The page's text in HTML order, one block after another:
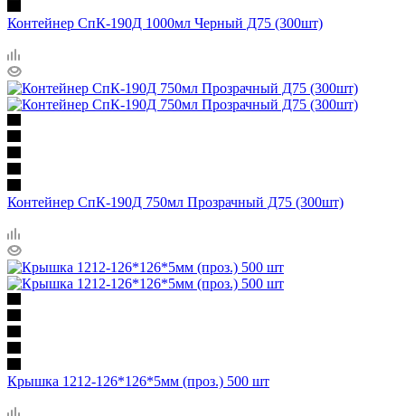
Контейнер СпК-190Д 1000мл Черный Д75 (300шт)
Контейнер СпК-190Д 750мл Прозрачный Д75 (300шт)
Крышка 1212-126*126*5мм (проз.) 500 шт